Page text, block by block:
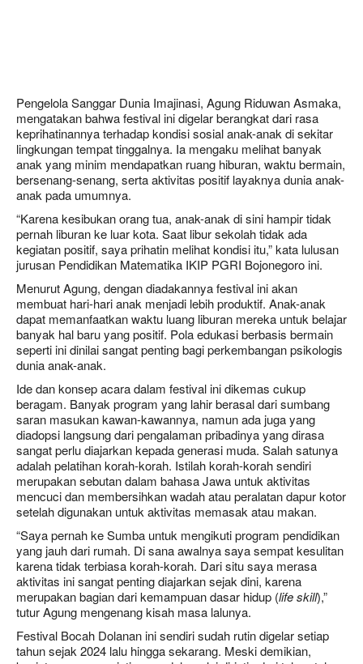
Pengelola Sanggar Dunia Imajinasi, Agung Riduwan Asmaka,
mengatakan bahwa festival ini digelar berangkat dari rasa
keprihatinannya terhadap kondisi sosial anak-anak di sekitar
lingkungan tempat tinggalnya. Ia mengaku melihat banyak
anak yang minim mendapatkan ruang hiburan, waktu bermain,
bersenang-senang, serta aktivitas positif layaknya dunia anak-
anak pada umumnya.
“Karena kesibukan orang tua, anak-anak di sini hampir tidak
pernah liburan ke luar kota. Saat libur sekolah tidak ada
kegiatan positif, saya prihatin melihat kondisi itu,” kata lulusan
jurusan Pendidikan Matematika IKIP PGRI Bojonegoro ini.
Menurut Agung, dengan diadakannya festival ini akan
membuat hari-hari anak menjadi lebih produktif. Anak-anak
dapat memanfaatkan waktu luang liburan mereka untuk belajar
banyak hal baru yang positif. Pola edukasi berbasis bermain
seperti ini dinilai sangat penting bagi perkembangan psikologis
dunia anak-anak.
Ide dan konsep acara dalam festival ini dikemas cukup
beragam. Banyak program yang lahir berasal dari sumbang
saran masukan kawan-kawannya, namun ada juga yang
diadopsi langsung dari pengalaman pribadinya yang dirasa
sangat perlu diajarkan kepada generasi muda. Salah satunya
adalah pelatihan korah-korah. Istilah korah-korah sendiri
merupakan sebutan dalam bahasa Jawa untuk aktivitas
mencuci dan membersihkan wadah atau peralatan dapur kotor
setelah digunakan untuk aktivitas memasak atau makan.
“Saya pernah ke Sumba untuk mengikuti program pendidikan
yang jauh dari rumah. Di sana awalnya saya sempat kesulitan
karena tidak terbiasa korah-korah. Dari situ saya merasa
aktivitas ini sangat penting diajarkan sejak dini, karena
merupakan bagian dari kemampuan dasar hidup (life skill),”
tutur Agung mengenang kisah masa lalunya.
Festival Bocah Dolanan ini sendiri sudah rutin digelar setiap
tahun sejak 2024 lalu hingga sekarang. Meski demikian,